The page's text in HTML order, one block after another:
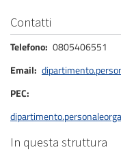
Contatti
Telefono 0805406551
Email
PEC
In questa struttura